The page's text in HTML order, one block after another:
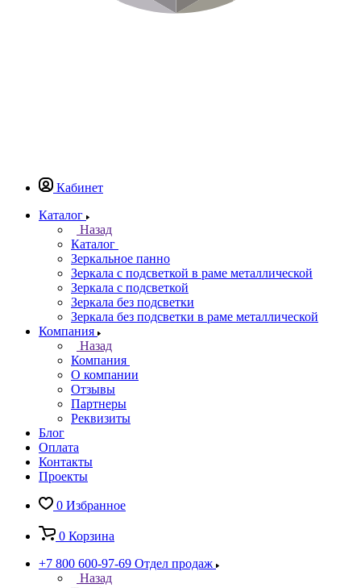
Кабинет
Каталог
Назад
Каталог
Зеркальное панно
Зеркала с подсветкой в раме металлической
Зеркала с подсветкой
Зеркала без подсветки
Зеркала без подсветки в раме металлической
Компания
Назад
Компания
О компании
Отзывы
Партнеры
Реквизиты
Блог
Оплата
Контакты
Проекты
0 Избранное
0 Корзина
+7 800 600-97-69 Отдел продаж
Назад